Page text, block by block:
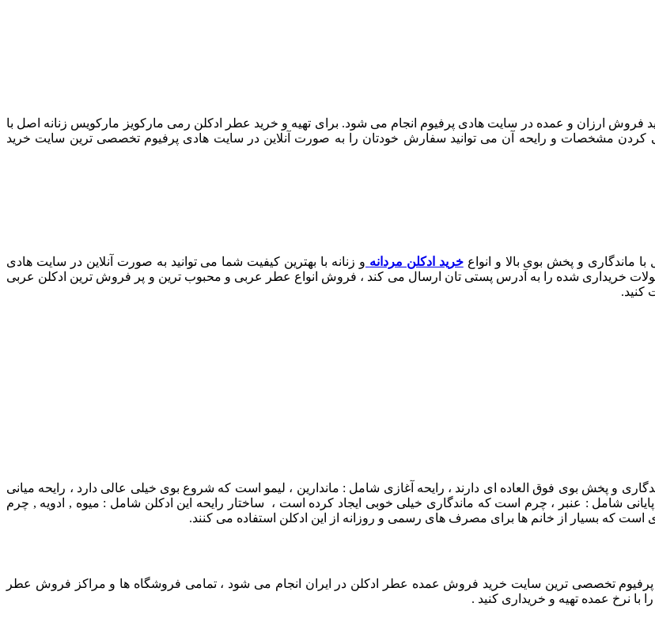
ارزان و عمده در سایت هادی پرفیوم انجام می شود. برای تهیه و خرید عطر ادکلن رمی مارکویز مارکویس زنانه اصل با
مشخصات و رایحه آن می توانید سفارش خودتان را به صورت آنلاین در سایت هادی پرفیوم تخصصی ترین سایت خرید
ماندگاری و پخش بوی بالا و انواعخرید ادکلن مردانه و زنانه با بهترین کیفیت شما می توانید به صورت آنلاین در سایت هادی
خریداری شده را به آدرس پستی تان ارسال می کند ، فروش انواع عطر عربی و محبوب ترین و پر فروش ترین ادکلن عربی
کنید.
و پخش بوی فوق العاده ای دارند ، رایحه آغازی شامل : ماندارین ، لیمو است که شروع بوی خیلی عالی دارد ، رایحه میانی
شامل : عنبر ، چرم است که ماندگاری خیلی خوبی ایجاد کرده است ، ساختار رایحه این ادکلن شامل : میوه , ادویه , چرم
که بسیار از خانم ها برای مصرف های رسمی و روزانه از این ادکلن استفاده می کنند.
پرفیوم تخصصی ترین سایت خرید فروش عمده عطر ادکلن در ایران انجام می شود ، تمامی فروشگاه ها و مراکز فروش عطر
با نرخ عمده تهیه و خریداری کنید .